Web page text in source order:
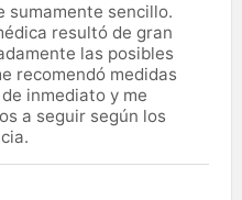
sumamente sencillo.
resultó de gran
las posibles
recomendó medidas
inmediato y me
a seguir según los